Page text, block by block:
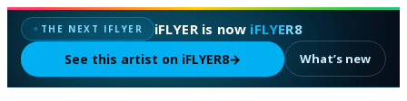
✦ THE NEXT IFLYER iFLYER is now iFLYER8
See this artist on iFLYER8→ What’s new